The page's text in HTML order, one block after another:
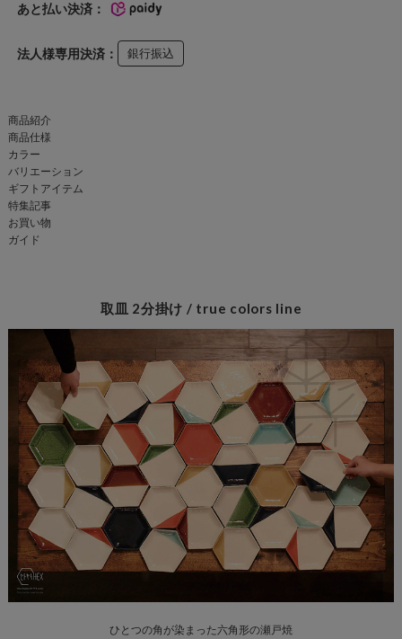
あと払い決済：
法人様専用決済： 銀行振込
商品紹介
商品仕様
カラー
バリエーション
ギフトアイテム
特集記事
お買い物
ガイド
取皿 2分掛け / true colors line
ひとつの角が染まった六角形の瀬戸焼